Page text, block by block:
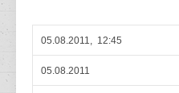
05.08.2011, 12:45
05.08.2011